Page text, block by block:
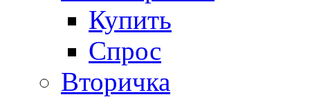
Купить
Спрос
Вторичка